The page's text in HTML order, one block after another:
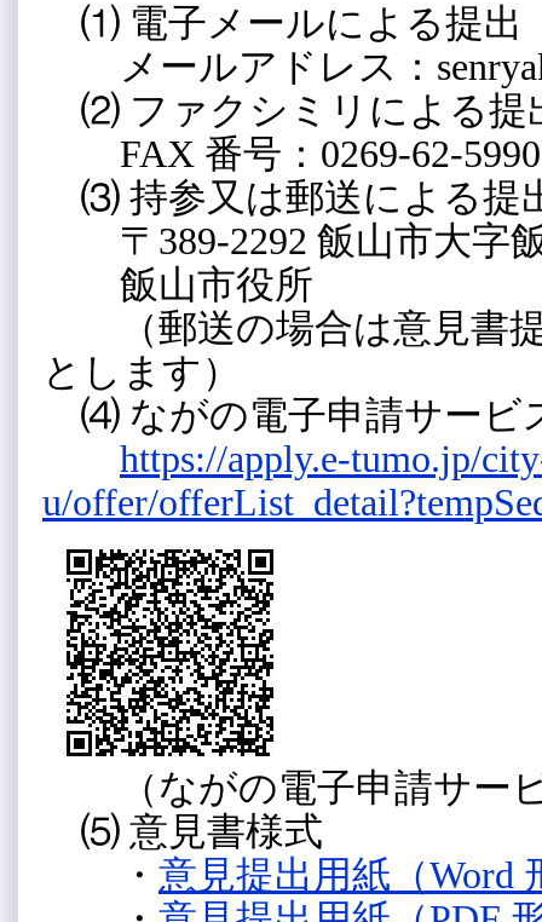
⑴ 電子メールによる提出
メールアドレス：
⑵ ファクシミリによる提
FAX 番号：0269-62-5990
⑶ 持参又は郵送による提
〒389-2292 飯山市大字
飯山市役所
（郵送の場合は意見書提
とします）
⑷ ながの電子申請サービ
https://apply.e-tumo.jp/
u/offer/
（ながの電子申請サー
⑸ 意見書様式
・ 意見提出用紙（Word